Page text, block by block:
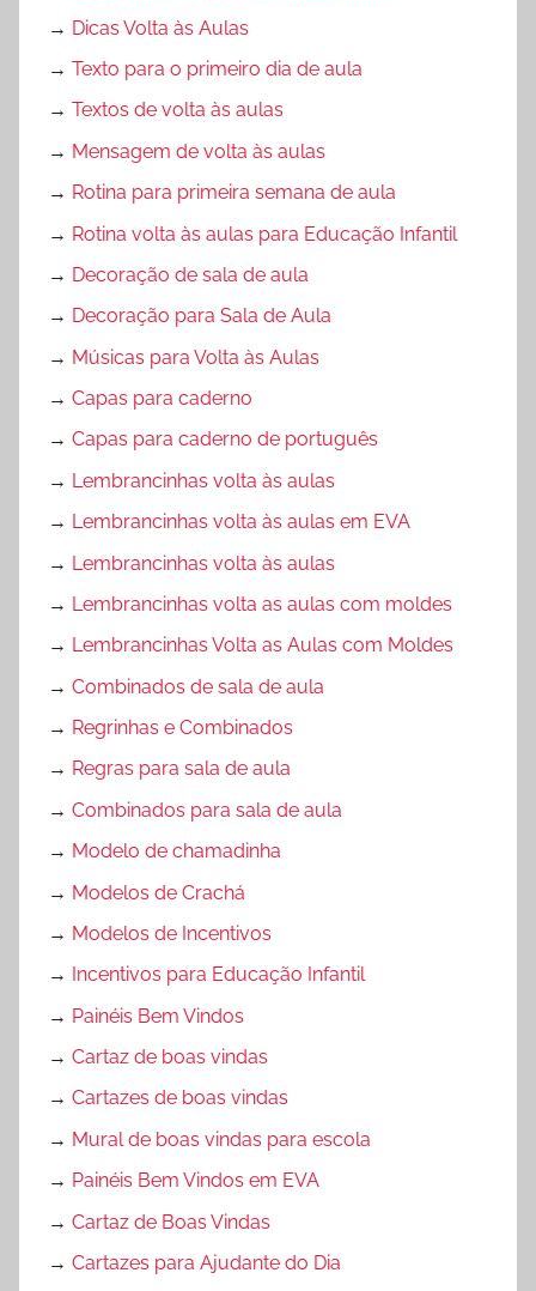
→ Dicas Volta às Aulas
→ Texto para o primeiro dia de aula
→ Textos de volta às aulas
→ Mensagem de volta às aulas
→ Rotina para primeira semana de aula
→ Rotina volta às aulas para Educação Infantil
→ Decoração de sala de aula
→ Decoração para Sala de Aula
→ Músicas para Volta às Aulas
→ Capas para caderno
→ Capas para caderno de português
→ Lembrancinhas volta às aulas
→ Lembrancinhas volta às aulas em EVA
→ Lembrancinhas volta às aulas
→ Lembrancinhas volta as aulas com moldes
→ Lembrancinhas Volta as Aulas com Moldes
→ Combinados de sala de aula
→ Regrinhas e Combinados
→ Regras para sala de aula
→ Combinados para sala de aula
→ Modelo de chamadinha
→ Modelos de Crachá
→ Modelos de Incentivos
→
Incentivos para Educação Infantil
→ Painéis Bem Vindos
→ Cartaz de boas vindas
→ Cartazes de boas vindas
→ Mural de boas vindas para escola
→ Painéis Bem Vindos em EVA
→ Cartaz de Boas Vindas
→ Cartazes para Ajudante do Dia